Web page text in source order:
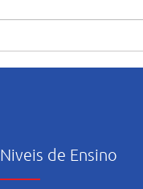
Niveis de Ensino